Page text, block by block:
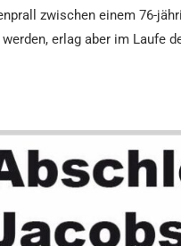
zwischen einem 76-
erlag aber im Laufe